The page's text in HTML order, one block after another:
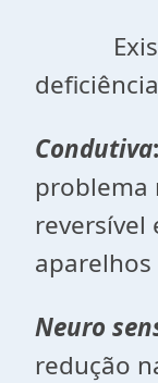
Condutiva:
problema
reversível
Neuro
redução